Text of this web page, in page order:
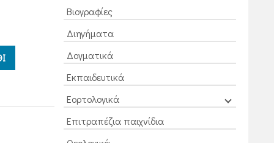
Βιογραφίες
Διηγήματα
Δογματικά
Εκπαιδευτικά
Εορτολογικά
Επιτραπέζια παιχνίδια